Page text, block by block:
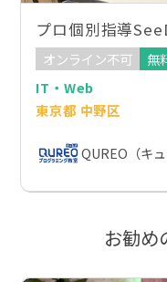
プロ個別指導
オンライン不可
無
IT・Web
東京都 中野区
QUREO（キ
お勧め